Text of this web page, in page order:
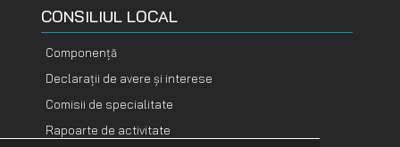
CONSILIUL LOCAL
Componență
Declarații de avere și interese
Comisii de specialitate
Rapoarte de activitate